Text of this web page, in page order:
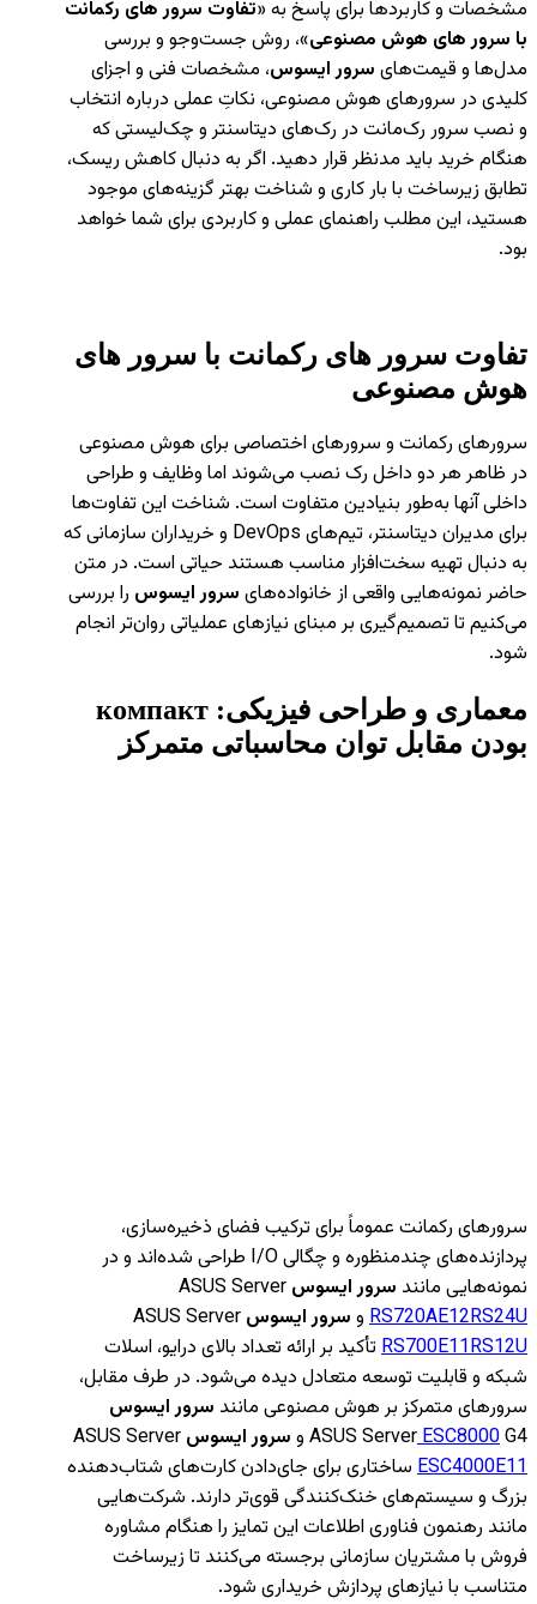
مشخصات و کاربردها برای پاسخ به «تفاوت سرور های رکمانت
با سرور های هوش مصنوعی»، روش جست‌وجو و بررسی
مدل‌ها و قیمت‌های سرور ایسوس، مشخصات فنی و اجزای
کلیدی در سرورهای هوش مصنوعی، نکاتِ عملی درباره انتخاب
و نصب سرور رک‌مانت در رک‌های دیتاسنتر و چک‌لیستی که
هنگام خرید باید مدنظر قرار دهید. اگر به دنبال کاهش ریسک،
تطابق زیرساخت با بار کاری و شناخت بهتر گزینه‌های موجود
هستید، این مطلب راهنمای عملی و کاربردی برای شما خواهد
بود.
تفاوت سرور های رکمانت با سرور های
هوش مصنوعی
سرورهای رکمانت و سرورهای اختصاصی برای هوش مصنوعی
در ظاهر هر دو داخل رک نصب می‌شوند اما وظایف و طراحی
داخلی آنها به‌طور بنیادین متفاوت است. شناخت این تفاوت‌ها
برای مدیران دیتاسنتر، تیم‌های DevOps و خریداران سازمانی که
به دنبال تهیه سخت‌افزار مناسب هستند حیاتی است. در متن
حاضر نمونه‌هایی واقعی از خانواده‌های سرور ایسوس را بررسی
می‌کنیم تا تصمیم‌گیری بر مبنای نیازهای عملیاتی روان‌تر انجام
شود.
معماری و طراحی فیزیکی: компакт
بودن مقابل توان محاسباتی متمرکز
سرورهای رکمانت عموماً برای ترکیب فضای ذخیره‌سازی،
پردازنده‌های چندمنظوره و چگالی I/O طراحی شده‌اند و در
نمونه‌هایی مانند سرور ایسوس
RS720AE12RS24U و سرور ایسوس
RS700E11RS12U تأکید بر ارائه تعداد بالای درایو، اسلات‌
شبکه و قابلیت توسعه متعادل دیده می‌شود. در طرف مقابل،
سرورهای متمرکز بر هوش مصنوعی مانند سرور ایسوس
ASUS ServerESC8000G4 و سرور ایسوس
ESC4000E11 ساختاری برای جای‌دادن کارت‌های شتاب‌دهنده
بزرگ و سیستم‌های خنک‌کنندگی قوی‌تر دارند. شرکت‌هایی
مانند رهنمون فناوری اطلاعات این تمایز را هنگام مشاوره
فروش با مشتریان سازمانی برجسته می‌کنند تا زیرساخت
متناسب با نیازهای پردازش خریداری شود.